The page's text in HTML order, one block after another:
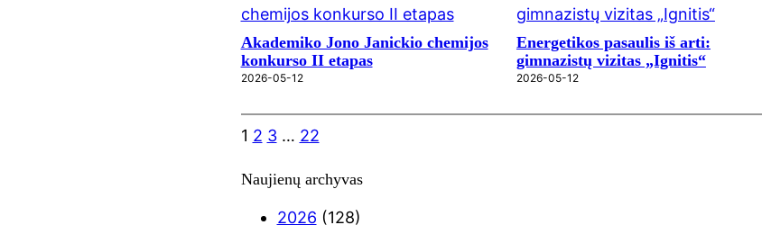
Akademiko Jono Janickio chemijos
konkurso II etapas
2026-05-12
Energetikos pasaulis iš arti:
gimnazistų vizitas „Ignitis“
2026-05-12
1 2 3 … 22
Naujienų archyvas
2026 (128)